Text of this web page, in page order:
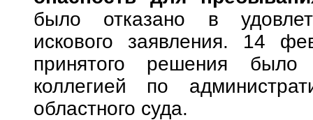
было отказано в
искового заявления. 14
принятого решения
коллегией по
областного суда.